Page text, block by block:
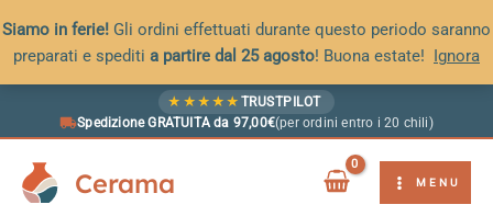
Siamo in ferie! Gli ordini effettuati durante questo periodo saranno
preparati e spediti a partire dal 25 agosto! Buona estate! Ignora
★ ★ ★ ★ ★ TRUSTPILOT
Spedizione GRATUITA da 97,00€(per ordini entro i 20 chili)
Cerama MENU